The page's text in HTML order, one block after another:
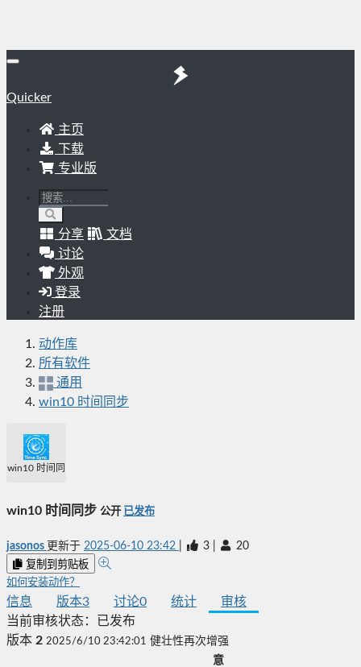
Quicker
主页
下载
专业版
分享
文档
讨论
外观
登录
注册
动作库
所有软件
通用
win10 时间同步
win10 时间同步
win10 时间同步 公开 已发布
jasonos 更新于 2025-06-10 23:42 3 20
复制到剪贴板
如何安装动作？
信息 版本3 讨论0 统计
审核
当前审核状态：
已发布
版本 2 2025/6/10 23:42:01 健壮性再次增强
意